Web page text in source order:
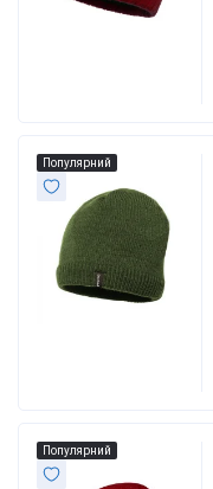
Популярний
Популярний